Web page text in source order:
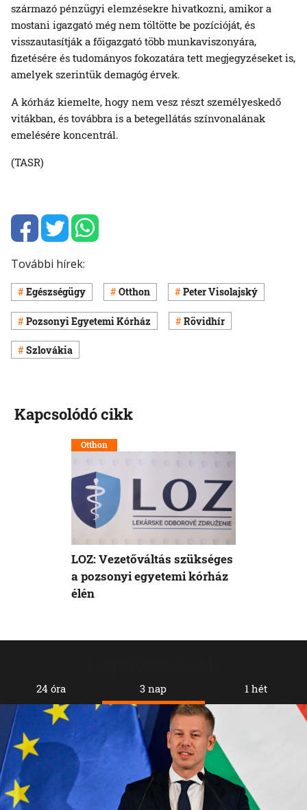
származó pénzügyi elemzésekre hivatkozni, amikor a
mostani igazgató még nem töltötte be pozícióját, és
visszautasítják a főigazgató több munkaviszonyára,
fizetésére és tudományos fokozatára tett megjegyzéseket is,
amelyek szerintük demagóg érvek.
A kórház kiemelte, hogy nem vesz részt személyeskedő
vitákban, és továbbra is a betegellátás színvonalának
emelésére koncentrál.
(TASR)
További hírek:
Egészségügy Otthon Peter Visolajský
Pozsonyi Egyetemi Kórház Rövidhír
Szlovákia
24 óra 3 nap 1 hét
Kapcsolódó cikk
Otthon
LOZ: Vezetőváltás szükséges
a pozsonyi egyetemi kórház
élén